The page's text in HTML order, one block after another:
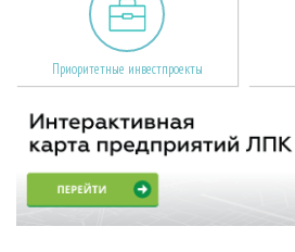
Приоритетные инвестпроекты